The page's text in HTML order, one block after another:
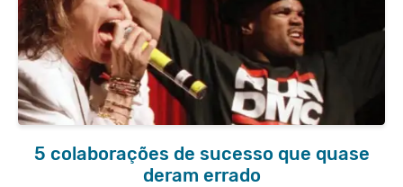
5 colaborações de sucesso que quase
deram errado